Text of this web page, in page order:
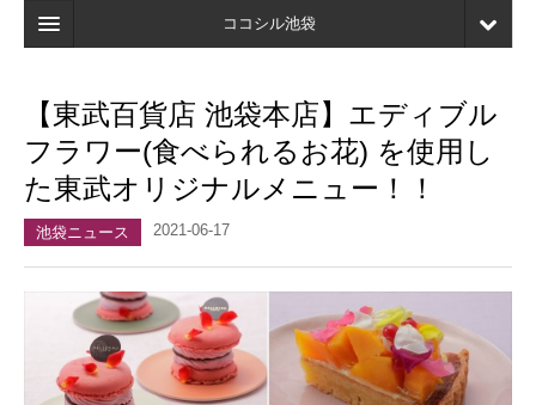
ココシル池袋
検索
店舗・施設最新情報
口コミ
マイページ
ブックマーク
【東武百貨店 池袋本店】エディブル
フラワー(食べられるお花) を使用し
た東武オリジナルメニュー！！
池袋ニュース 2021-06-17